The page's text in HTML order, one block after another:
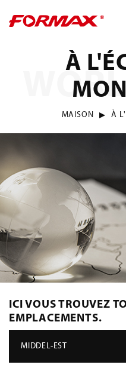
À
MAISON À
ICI VOUS TROUVEZ
EMPLACEMENTS.
MIDDEL-EST